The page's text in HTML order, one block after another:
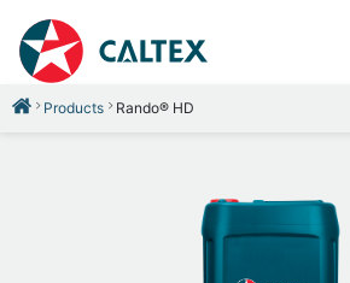
Products Rando® HD